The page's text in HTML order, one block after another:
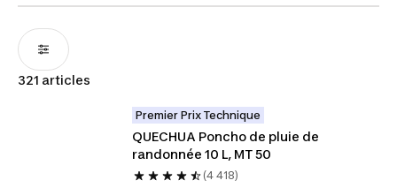
321 articles
Premier Prix Technique
QUECHUA Poncho de pluie de
randonnée 10 L, MT 50
(4 418)